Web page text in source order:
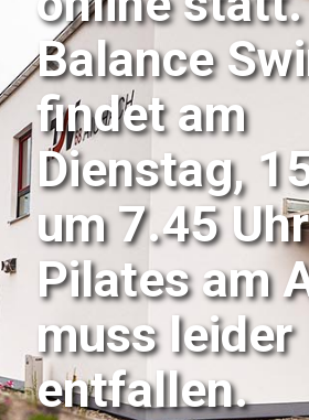
Balance
findet am
Dienstag,
um 7.45
Pilates am
muss leider
entfallen.